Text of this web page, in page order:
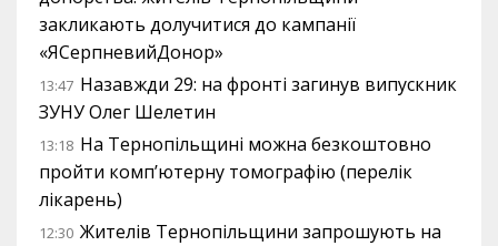
закликають долучитися до кампанії
«ЯСерпневийДонор»
13:47 Назавжди 29: на фронті загинув випускник
ЗУНУ Олег Шелетин
13:18 На Тернопільщині можна безкоштовно
пройти комп’ютерну томографію (перелік
лікарень)
12:30 Жителів Тернопільщини запрошують на